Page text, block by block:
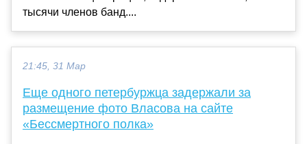
тысячи членов банд....
21:45, 31 Мар
Еще одного петербуржца задержали за
размещение фото Власова на сайте
«Бессмертного полка»